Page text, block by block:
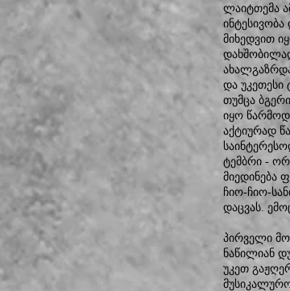
ლაიტთემა
მიხედვით
ახალგაზრდა
და უკეთესი
თუმცა
იყო
აქტიურად
ტემბრი -
მიედინება
ჩიო-ჩიო-
დაცვას.
პირველი
ნაწილიან
უკეთ